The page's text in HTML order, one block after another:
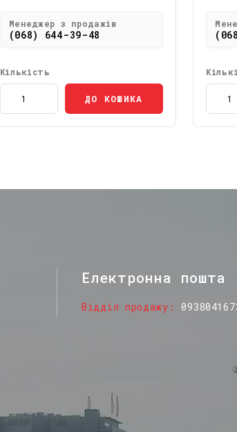
Менеджер з продажів
(068) 644-39-48
Кількість
ДО КОШИКА
Електронна пошта
Відділ продажу